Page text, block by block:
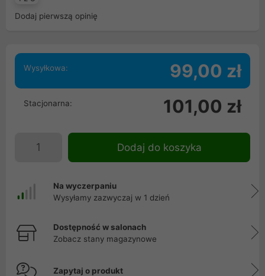
Dodaj pierwszą opinię
Wysyłkowa: 99,00 zł
Stacjonarna: 101,00 zł
Dodaj do koszyka
Na wyczerpaniu
Wysyłamy zazwyczaj w 1 dzień
Dostępność w salonach
Zobacz stany magazynowe
Zapytaj o produkt